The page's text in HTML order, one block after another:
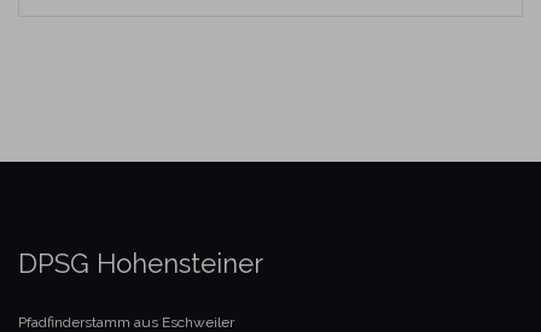
DPSG Hohensteiner
Pfadfinderstamm aus Eschweiler